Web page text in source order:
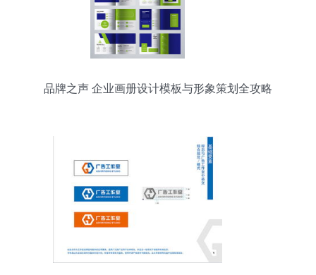
品牌之声 企业画册设计模板与形象策划全攻略